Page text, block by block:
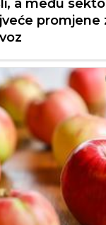
a među
promjene